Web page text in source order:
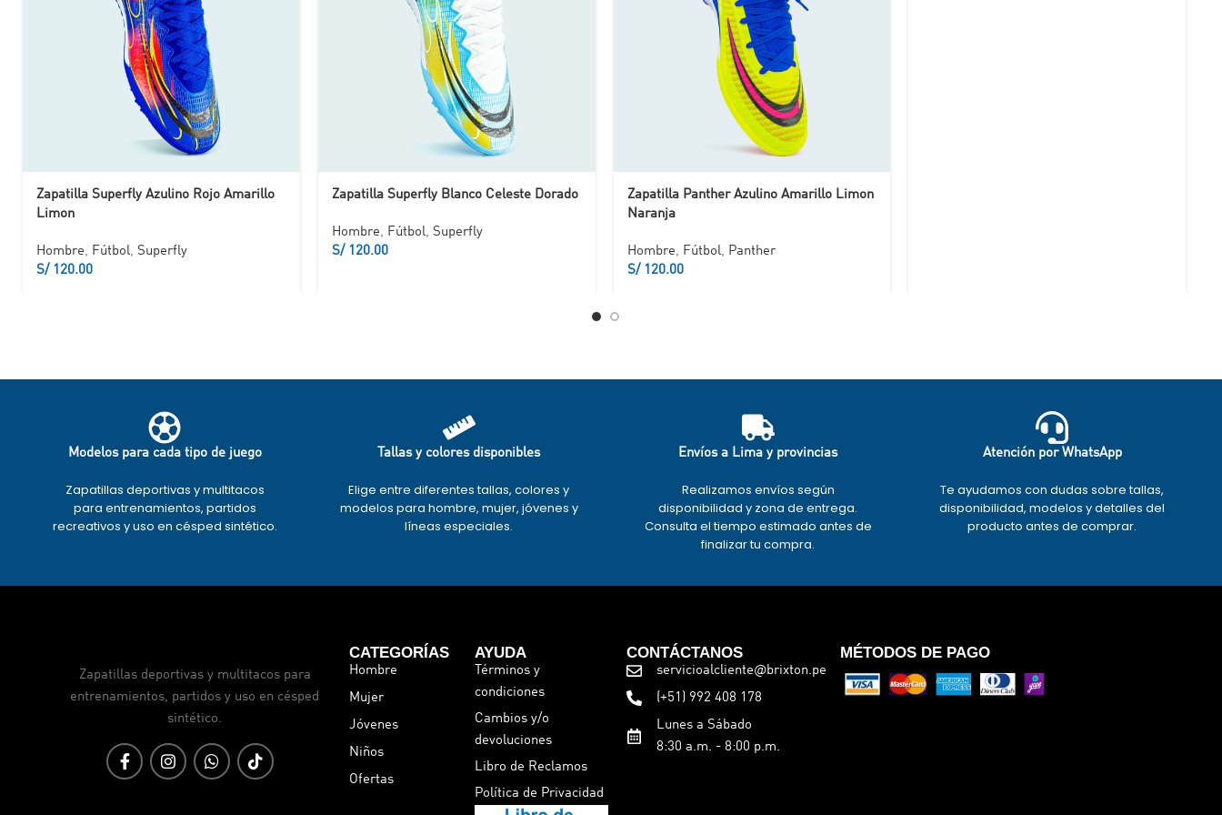
Zapatilla Superfly Azulino Rojo Amarillo
Limon
Hombre, Fútbol, Superfly
S/
Zapatilla Superfly Blanco Celeste Dorado
Hombre, Fútbol, Superfly
S/
Zapatilla Panther Azulino Amarillo Limon
Naranja
Hombre, Fútbol, Panther
S/
Modelos para cada tipo de juego
Zapatillas deportivas y multitacos
para entrenamientos, partidos
recreativos y uso en césped sintético.
Tallas y colores disponibles
Elige entre diferentes tallas, colores y
modelos para hombre, mujer, jóvenes y
líneas especiales.
Envíos a Lima y provincias
Realizamos envíos según
disponibilidad y zona de entrega.
Consulta el tiempo estimado antes de
finalizar tu compra.
Atención por WhatsApp
Te ayudamos con dudas sobre tallas,
disponibilidad, modelos y detalles del
producto antes de comprar.
Zapatillas deportivas y multitacos para
entrenamientos, partidos y uso en césped
sintético.
CATEGORÍAS
Hombre
Mujer
Jóvenes
Niños
Ofertas
AYUDA
Términos y
condiciones
Cambios y/o
devoluciones
Libro de Reclamos
Política de Privacidad
CONTÁCTANOS
servicioalcliente@brixton.pe
(+51) 992 408 178
Lunes a Sábado
8:30 a.m. - 8:00 p.m.
MÉTODOS DE PAGO